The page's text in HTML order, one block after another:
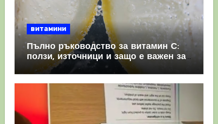
витамини
Пълно ръководство за витамин С:
ползи, източници и защо е важен за
имунната система